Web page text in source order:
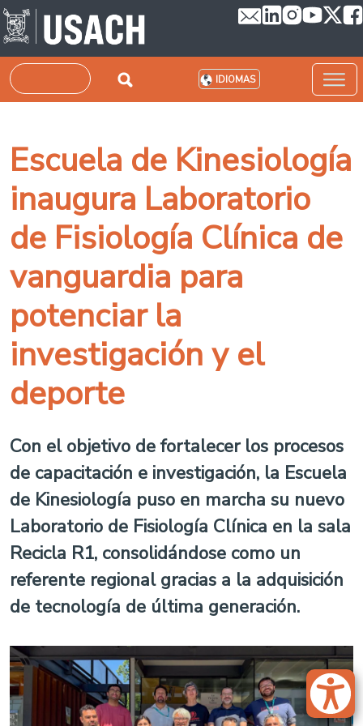
Pasar al contenido principal
Buscar IDIOMAS
Escuela de Kinesiología
inaugura Laboratorio
de Fisiología Clínica de
vanguardia para
potenciar la
investigación y el
deporte
Con el objetivo de fortalecer los procesos
de capacitación e investigación, la Escuela
de Kinesiología puso en marcha su nuevo
Laboratorio de Fisiología Clínica en la sala
Recicla R1, consolidándose como un
referente regional gracias a la adquisición
de tecnología de última generación.